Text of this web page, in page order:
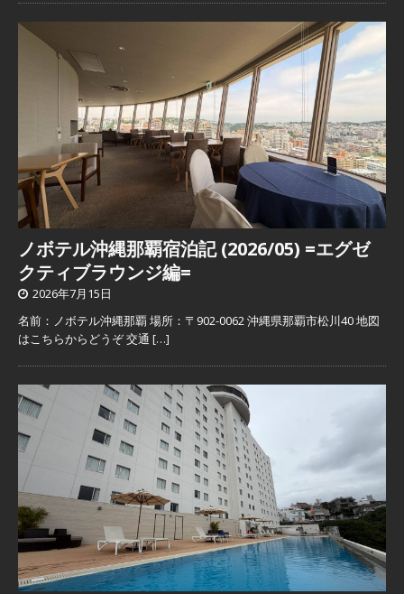
ノボテル沖縄那覇宿泊記 (2026/05) =エグゼ
クティブラウンジ編=
2026年7月15日
名前：ノボテル沖縄那覇 場所：〒902-0062 沖縄県那覇市松川40 地図
はこちらからどうぞ 交通 […]